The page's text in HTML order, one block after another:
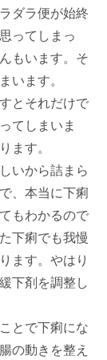
ダラ便が始終
ってしまっ
もいます。そ
います。
とそれだけで
てしまいま
ます。
いから詰まら
、本当に下痢
もわかるので
下痢でも我慢
ます。やはり
下剤を調整し
とで下痢にな
の動きを整え